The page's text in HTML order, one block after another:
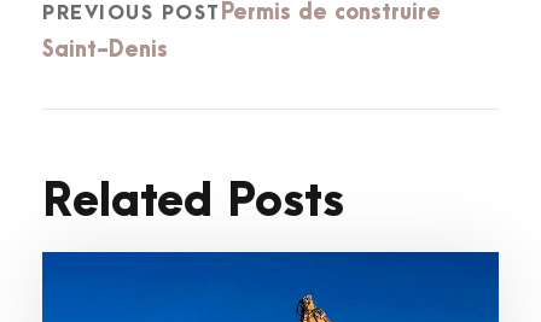
PREVIOUS POST Permis de construire
Saint-Denis
Related Posts